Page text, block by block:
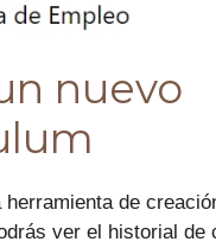
nuevo
de
ver el historial de